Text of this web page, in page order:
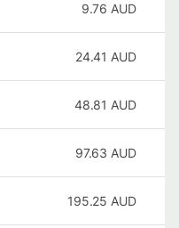
9.76 AUD
24.41 AUD
48.81 AUD
97.63 AUD
195.25 AUD